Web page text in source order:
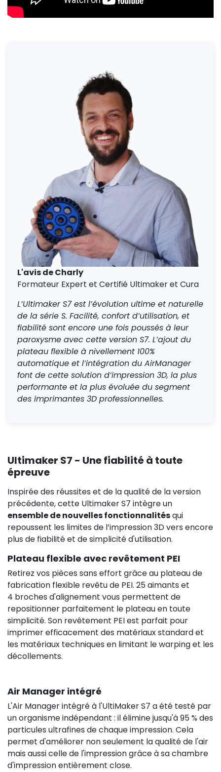
L'avis de Charly
Formateur Expert et Certifié Ultimaker et Cura
L’Ultimaker S7 est l’évolution ultime et naturelle
de la série S. Facilité, confort d’utilisation, et
fiabilité sont encore une fois poussés à leur
paroxysme avec cette version S7. L’ajout du
plateau flexible à nivellement 100%
automatique et l’intégration du AirManager
font de cette solution d’impression 3D, la plus
performante et la plus évoluée du segment
des imprimantes 3D professionnelles.
Ultimaker S7 - Une fiabilité à toute
épreuve
Inspirée des réussites et de la qualité de la version
précédente, cette Ultimaker S7 intègre un
ensemble de nouvelles fonctionnalitésqui
repoussent les limites de l’impression 3D vers encore
plus de fiabilité et de simplicité d'utilisation.
Plateau flexible avec revêtement PEI
Retirez vos pièces sans effort grâce au plateau de
fabrication flexible revêtu de PEI. 25 aimants et
4 broches d'alignement vous permettent de
repositionner parfaitement le plateau en toute
simplicité. Son revêtement PEI est parfait pour
imprimer efficacement des matériaux standard et
les matériaux techniques en limitant le warping et les
décollements.
Air Manager intégré
L'Air Manager intégré à l'UltiMaker S7 a été testé par
un organisme indépendant : il élimine jusqu'à 95 % des
particules ultrafines de chaque impression. Cela
permet d'améliorer non seulement la qualité de l'air
mais aussi celle de l'impression grâce à sa chambre
d'impression entièrement close.